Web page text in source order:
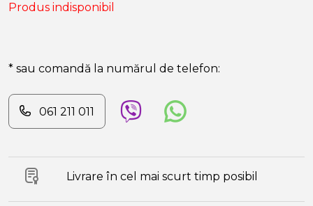
Produs indisponibil
* sau comandă la numărul de telefon:
061 211 011
Livrare în cel mai scurt timp posibil